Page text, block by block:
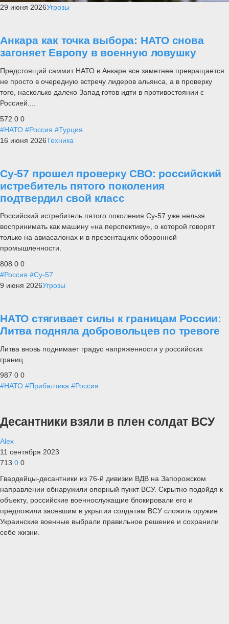
29 июня 2026Угрозы
Анкара как точка выбора: НАТО снова
загоняет Европу в военную ловушку
Предстоящий саммит НАТО в Анкаре все заметнее превращается
не просто в очередную встречу лидеров альянса, а в проверку
того, насколько далеко Запад готов идти в противостоянии с
Россией....
572 0 0
#НАТО #Россия #Турция
16 июня 2026Техника
Су-57 прошел проверку СВО: российский
истребитель пятого поколения
подтвердил свой класс
Российский истребитель пятого поколения Су-57 уже нельзя
воспринимать как машину «на перспективу», о которой говорят
только на авиасалонах и в презентациях оборонной
промышленности.
808 0 0
#Россия #Су-57
9 июня 2026Угрозы
НАТО стягивает силы к границам России:
Литва подняла добровольцев по тревоге
Литва вновь поднимает градус напряженности у российских
границ.
987 0 0
#НАТО #Прибалтика #Россия
Десантники взяли в плен солдат ВСУ
Alex
11 сентября 2023
713 0 0
Гвардейцы-десантники из 76-й дивизии ВДВ на Запорожском
направлении обнаружили опорный пункт ВСУ. Скрытно подойдя к
объекту, российские военнослужащие блокировали его и
предложили засевшим в укрытии солдатам ВСУ сложить оружие.
Украинские военные выбрали правильное решение и сохранили
себе жизни.